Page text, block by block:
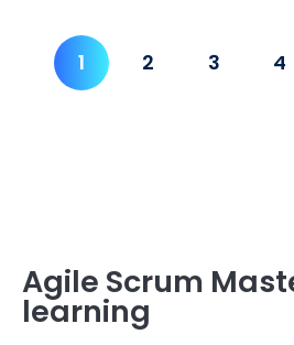
1 2 3 4
Agile Scrum
learning